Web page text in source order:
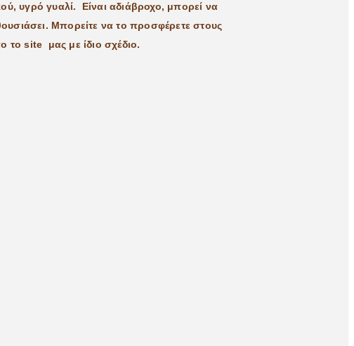
υγρό γυαλί. Είναι αδιάβροχο, μπορεί να
Μπορείτε να το προσφέρετε στους
το site μας με ίδιο σχέδιο.